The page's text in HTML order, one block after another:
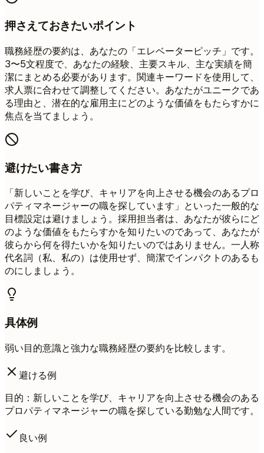
押さえておきたいポイント
職務経歴の要約は、あなたの「エレベーターピッチ」です。
3〜5文程度で、あなたの経験、主要スキル、主な実績を簡
潔にまとめる必要があります。関連キーワードを使用して、
求人票に合わせて調整してください。あなたがユニークであ
る理由と、潜在的な雇用主にどのような価値をもたらすかに
焦点を当てましょう。
避けたい書き方
「新しいことを学び、キャリアを向上させる機会のあるプロ
パティマネージャーの職を探しています」といった一般的な
目標設定は避けましょう。採用担当者は、あなたが彼らにど
のような価値をもたらすかを知りたいのであって、あなたが
彼らから何を得たいかを知りたいのではありません。一人称
代名詞（私、私の）は使用せず、簡潔でインパクトのあるも
のにしましょう。
具体例
弱い目的意識と強力な職務経歴の要約を比較します。
避ける例
目的：新しいことを学び、キャリアを向上させる機会のある
プロパティマネージャーの職を探している勤勉な人間です。
良い例